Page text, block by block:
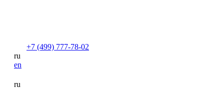
+7 (499) 777-78-02
ru
en
ru